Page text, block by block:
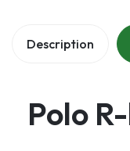
Description
Polo